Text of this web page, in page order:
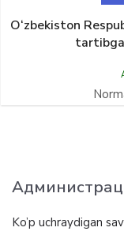
O‘zbekiston
Ko’p uchraydigan